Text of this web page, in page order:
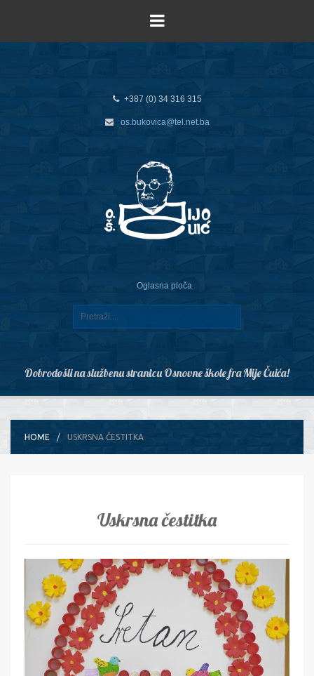
+387 (0) 34 316 315
os.bukovica@tel.net.ba
Oglasna ploča
Dobrodošli na službenu stranicu Osnovne škole fra Mije Čuića!
HOME USKRSNA ČESTITKA
Uskrsna čestitka